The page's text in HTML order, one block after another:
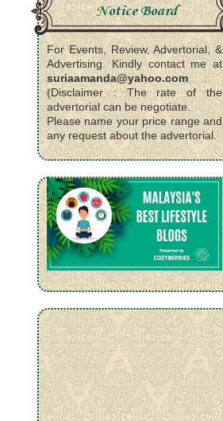
Notice Board
For Events, Review, Advertorial, &
Advertising. Kindly contact me at
suriaamanda@yahoo.com
(Disclaimer : The rate of the
advertorial can be negotiate.
Please name your price range and
any request about the advertorial.